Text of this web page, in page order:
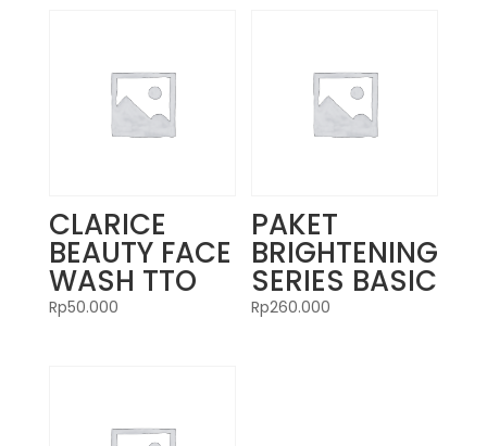
CLARICE
BEAUTY FACE
WASH TTO
Rp50.000
PAKET
BRIGHTENING
SERIES BASIC
Rp260.000